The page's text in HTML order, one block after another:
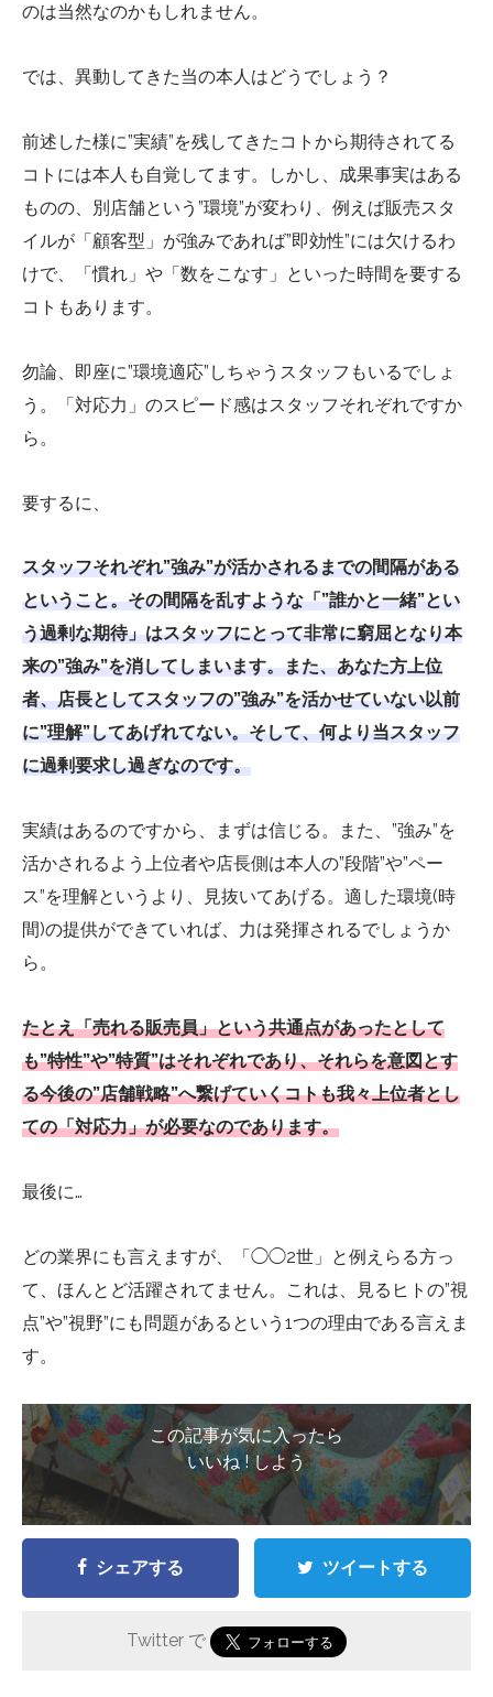
のは当然なのかもしれません。
では、異動してきた当の本人はどうでしょう？
前述した様に”実績”を残してきたコトから期待されてる
コトには本人も自覚してます。しかし、成果事実はある
ものの、別店舗という”環境”が変わり、例えば販売スタ
イルが「顧客型」が強みであれば”即効性”には欠けるわ
けで、「慣れ」や「数をこなす」といった時間を要する
コトもあります。
勿論、即座に”環境適応”しちゃうスタッフもいるでしょ
う。「対応力」のスピード感はスタッフそれぞれですか
ら。
要するに、
スタッフそれぞれ”強み”が活かされるまでの間隔がある
ということ。その間隔を乱すような「”誰かと一緒”とい
う過剰な期待」はスタッフにとって非常に窮屈となり本
来の”強み”を消してしまいます。また、あなた方上位
者、店長としてスタッフの”強み”を活かせていない以前
に”理解”してあげれてない。そして、何より当スタッフ
に過剰要求し過ぎなのです。
実績はあるのですから、まずは信じる。また、”強み”を
活かされるよう上位者や店長側は本人の”段階”や”ペー
ス”を理解というより、見抜いてあげる。適した環境(時
間)の提供ができていれば、力は発揮されるでしょうか
ら。
たとえ「売れる販売員」という共通点があったとして
も”特性”や”特質”はそれぞれであり、それらを意図とす
る今後の”店舗戦略”へ繋げていくコトも我々上位者とし
ての「対応力」が必要なのであります。
最後に…
どの業界にも言えますが、「◯◯2世」と例えらる方っ
て、ほんとど活躍されてません。これは、見るヒトの”視
点”や”視野”にも問題があるという1つの理由である言えま
す。
この記事が気に入ったら
いいね ! しよう
シェアする ツイートする
Twitter で